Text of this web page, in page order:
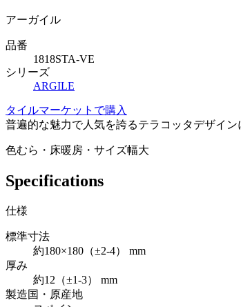
アーガイル
品番
1818STA-VE
シリーズ
ARGILE
タイルマーケットで購入
普遍的な魅力で人気を誇るテラコッタデザイ
色むら・床暖房・サイズ幅大
Specifications
仕様
標準寸法
約180×180（±2-4） mm
厚み
約12（±1-3） mm
製造国・原産地